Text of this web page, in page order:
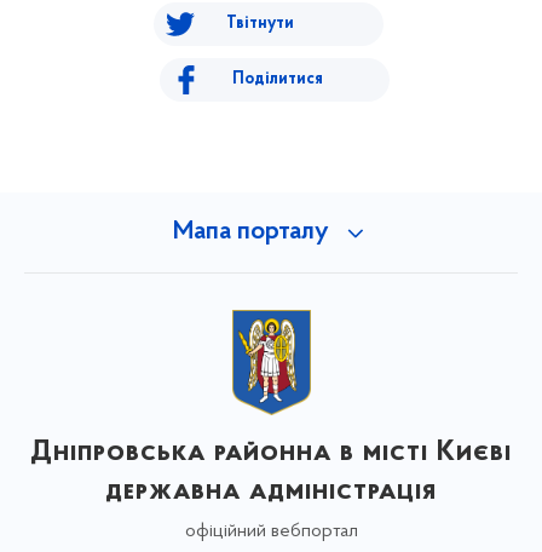
Твітнути
Поділитися
Мапа порталу
Дніпровська районна в місті Києві
державна адміністрація
офіційний вебпортал